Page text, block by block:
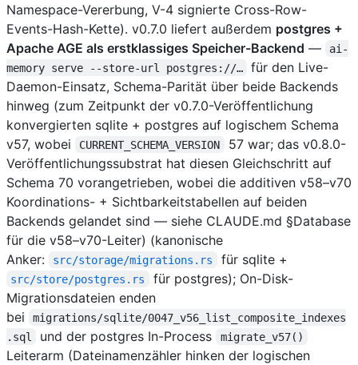
Namespace-Vererbung, V-4 signierte Cross-Row-
Events-Hash-Kette). v0.7.0 liefert außerdem postgres +
Apache AGE als erstklassiges Speicher-Backend —
ai-
memory serve --store-url postgres://…
für den Live-
Daemon-Einsatz, Schema-Parität über beide Backends
hinweg (zum Zeitpunkt der v0.7.0-Veröffentlichung
konvergierten sqlite + postgres auf logischem Schema
v57, wobei
CURRENT_SCHEMA_VERSION
57 war; das v0.8.0-
Veröffentlichungssubstrat hat diesen Gleichschritt auf
Schema 70 vorangetrieben, wobei die additiven v58–v70
Koordinations- + Sichtbarkeitstabellen auf beiden
Backends gelandet sind — siehe CLAUDE.md §Database
für die v58–v70-Leiter) (kanonische
Anker:
src/storage/migrations.rs für sqlite +
src/store/postgres.rs
für postgres); On-Disk-
Migrationsdateien enden
bei
migrations/sqlite/0047_v56_list_composite_indexes
.sql
und der postgres In-Process migrate_v57()
Leiterarm (Dateinamenzähler hinken der logischen